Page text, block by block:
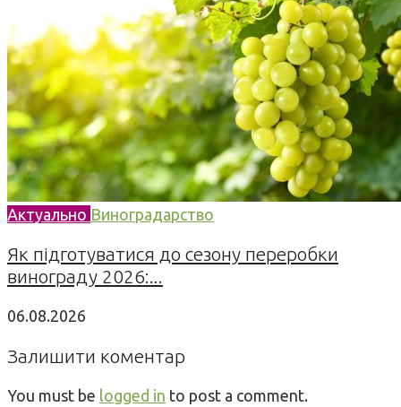
Актуально Виноградарство
Як підготуватися до сезону переробки
винограду 2026:...
06.08.2026
Залишити коментар
You must be logged in to post a comment.